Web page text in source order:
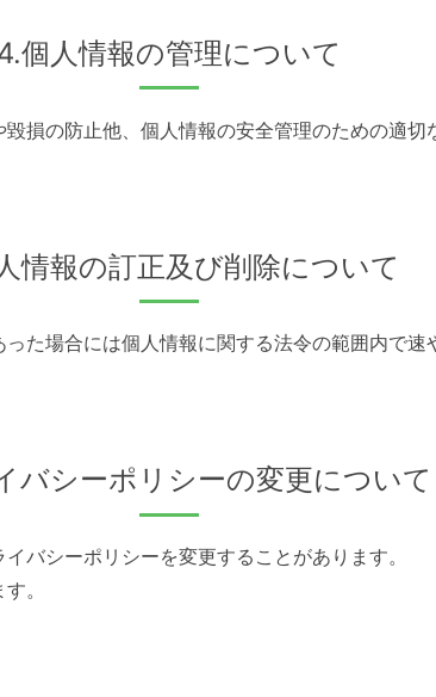
個人情報の管理について
損の防止他、個人情報の安全管理のための適切
情報の訂正及び削除について
た場合には個人情報に関する法令の範囲内で速
バシーポリシーの変更について
バシーポリシーを変更することがあります。
。